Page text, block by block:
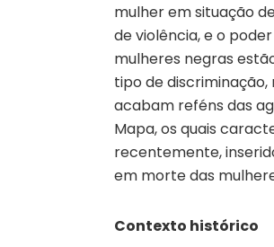
mulher em situação
de violência, e o
mulheres negras
tipo de
acabam reféns das
Mapa, os quais
recentemente,
em morte das
Contexto histórico